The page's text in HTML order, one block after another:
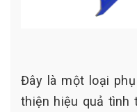
Đây là một loại
thiện hiệu quả tình